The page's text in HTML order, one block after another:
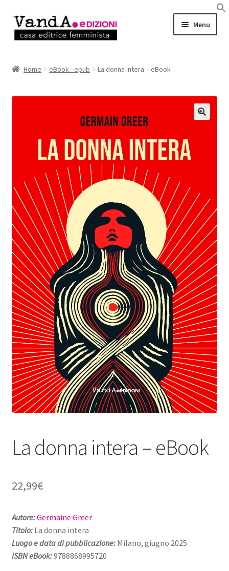
Vai
alla
Vai
al
Menu
RASSEGNA STAMPA
CHI SIAMO
Home eBook - epub La donna intera – eBook
La donna intera – eBook
22,99€
Autore:Germaine Greer
Titolo: La donna intera
Luogo e data di pubblicazione:Milano, giugno 2025
ISBN eBook:9788868995720